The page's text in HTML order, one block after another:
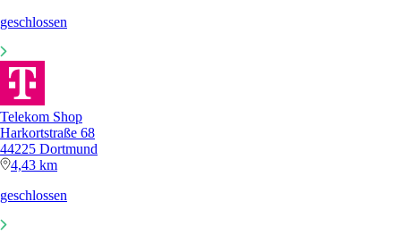
geschlossen
Telekom Shop
Harkortstraße 68
44225 Dortmund
4,43 km
geschlossen